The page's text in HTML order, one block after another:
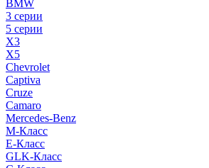
BMW
3 серии
5 серии
X3
X5
Chevrolet
Captiva
Cruze
Camaro
Mercedes-Benz
M-Класс
E-Класс
GLK-Класс